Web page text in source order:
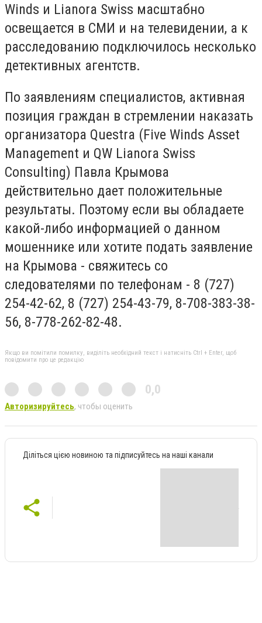
Winds и Lianora Swiss масштабно
освещается в СМИ и на телевидении, а к
расследованию подключилось несколько
детективных агентств.
По заявлениям специалистов, активная
позиция граждан в стремлении наказать
организатора Questra (Five Winds Asset
Management и QW Lianora Swiss
Consulting) Павла Крымова
действительно дает положительные
результаты. Поэтому если вы обладаете
какой-либо информацией о данном
мошеннике или хотите подать заявление
на Крымова - свяжитесь со
следователями по телефонам - 8 (727)
254-42-62, 8 (727) 254-43-79, 8-708-383-38-
56, 8-778-262-82-48.
Якщо ви помітили помилку, виділіть необхідний текст і натисніть Ctrl + Enter, щоб
повідомити про це редакцію
0,0
Авторизируйтесь, чтобы оценить
Діліться цією новиною та підписуйтесь на наші канали